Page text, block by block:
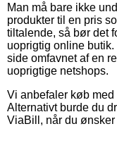
Man må bare ikke
produkter til en pris
tiltalende, så bør det
uoprigtig online
side omfavnet af en
uoprigtige netshops.
Vi anbefaler køb
Alternativt burde du
ViaBill, når du